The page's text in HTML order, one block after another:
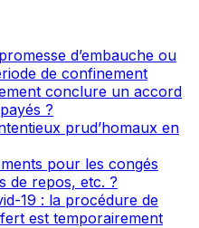
d’embauche ou
de confinement
conclure un accord
?
prud’homaux en
pour les congés
de repos, etc. ?
19 : la procédure de
est temporairement